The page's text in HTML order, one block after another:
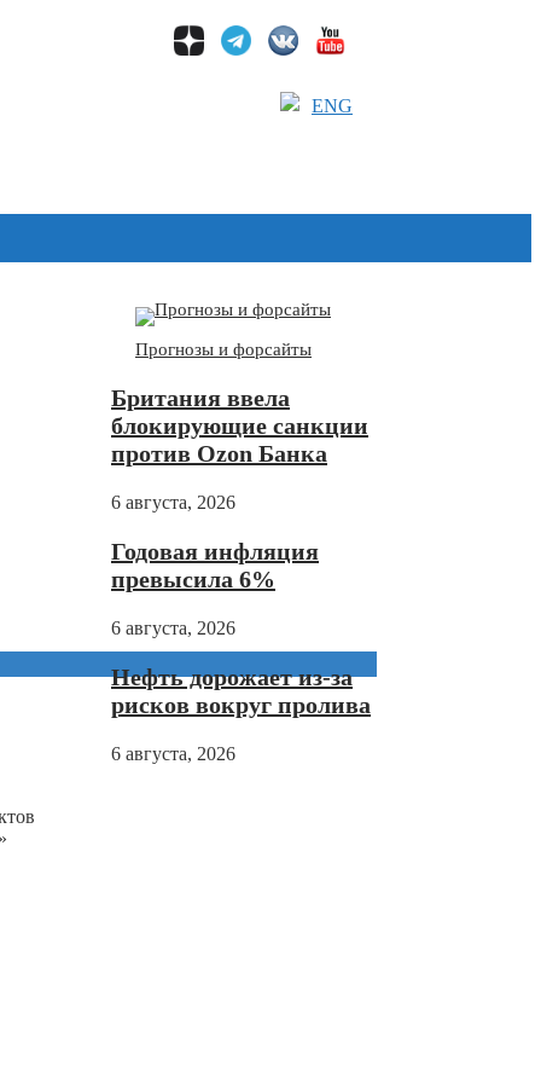
ENG
Прогнозы и форсайты
Британия ввела
блокирующие санкции
против Ozon Банка
6 августа, 2026
Годовая инфляция
превысила 6%
6 августа, 2026
Нефть дорожает из-за
рисков вокруг пролива
6 августа, 2026